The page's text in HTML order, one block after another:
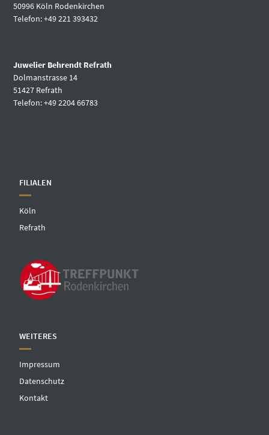
50996 Köln Rodenkirchen
Telefon: +49 221 393432
Juwelier Behrendt Refrath
Dolmanstrasse 14
51427 Refrath
Telefon: +49 2204 66783
FILIALEN
Köln
Refrath
WEITERES
Impressum
Datenschutz
Kontakt